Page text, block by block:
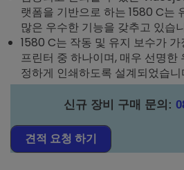
랫폼을 기반으로 하는 1580 C는
많은 우수한 기능을 갖추고 있습
1580 C는 작동 및 유지 보수가
프린터 중 하나이며, 매우 선명한
정하게 인쇄하도록 설계되었습니
신규 장비 구매 문의 :
견적 요청 하기